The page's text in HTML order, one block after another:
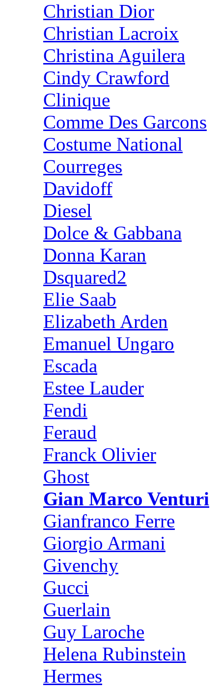
Christian Dior
Christian Lacroix
Christina Aguilera
Cindy Crawford
Clinique
Comme Des Garcons
Costume National
Courreges
Davidoff
Diesel
Dolce & Gabbana
Donna Karan
Dsquared2
Elie Saab
Elizabeth Arden
Emanuel Ungaro
Escada
Estee Lauder
Fendi
Feraud
Franck Olivier
Ghost
Gian Marco Venturi
Gianfranco Ferre
Giorgio Armani
Givenchy
Gucci
Guerlain
Guy Laroche
Helena Rubinstein
Hermes